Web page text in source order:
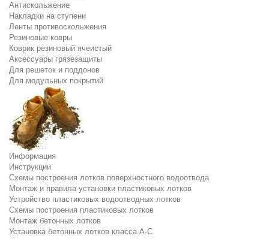
Антискольжение
Накладки на ступени
Ленты противоскольжения
Резиновые ковры
Коврик резиновый ячеистый
Аксессуары грязезащиты
Для решеток и поддонов
Для модульных покрытий
Информация
Инструкции
Схемы построения лотков поверхностного водоотвода
Монтаж и правила установки пластиковых лотков
Устройство пластиковых водоотводных лотков
Схемы построения пластиковых лотков
Монтаж бетонных лотков
Установка бетонных лотков класса A-C